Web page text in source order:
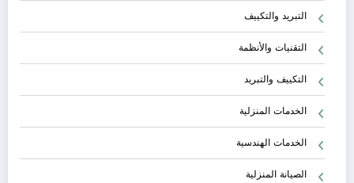
التبريد والتكييف
التقنيات والأنظمة
التكييف والتبريد
الخدمات المنزلية
الخدمات الهندسية
الصيانة المنزلية